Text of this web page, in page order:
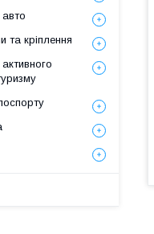
та кріплення